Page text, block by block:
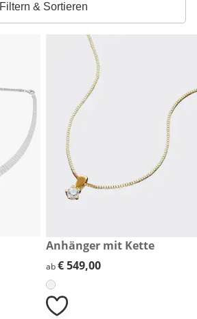
Filtern & Sortieren
€ 549,00
Anhänger mit Kette
€ 549,00
ab€ 549,00